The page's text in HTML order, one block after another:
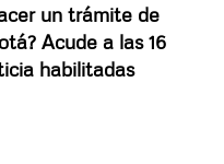
un trámite de
Acude a las 16
habilitadas